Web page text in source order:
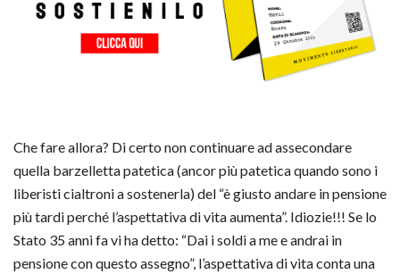
Che fare allora? Di certo non continuare ad assecondare
quella barzelletta patetica (ancor più patetica quando sono i
liberisti cialtroni a sostenerla) del “è giusto andare in pensione
più tardi perché l’aspettativa di vita aumenta”. Idiozie!!! Se lo
Stato 35 anni fa vi ha detto: “Dai i soldi a me e andrai in
pensione con questo assegno”, l’aspettativa di vita conta una